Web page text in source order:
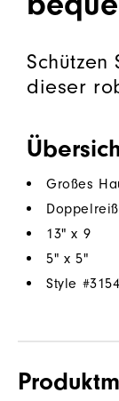
Schützen
dieser
Großes
13" x 9
5" x 5"
Style #